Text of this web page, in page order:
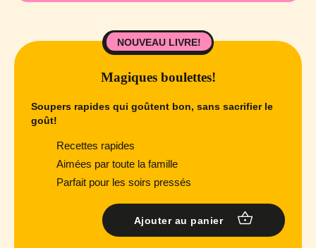
NOUVEAU LIVRE!
Magiques boulettes!
Soupers rapides qui goûtent bon, sans sacrifier le
goût!
Recettes rapides
Aimées par toute la famille
Parfait pour les soirs pressés
Ajouter au panier